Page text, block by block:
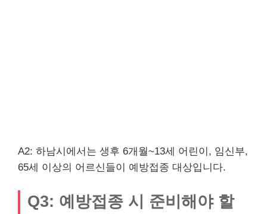
A2: 하남시에서는 생후 6개월~13세 어린이, 임신부,
65세 이상의 어르신들이 예방접종 대상입니다.
Q3: 예방접종 시 준비해야 할